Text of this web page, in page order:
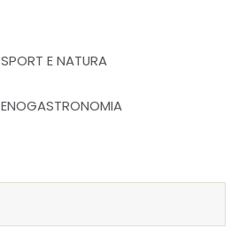
SPORT E NATURA
ENOGASTRONOMIA